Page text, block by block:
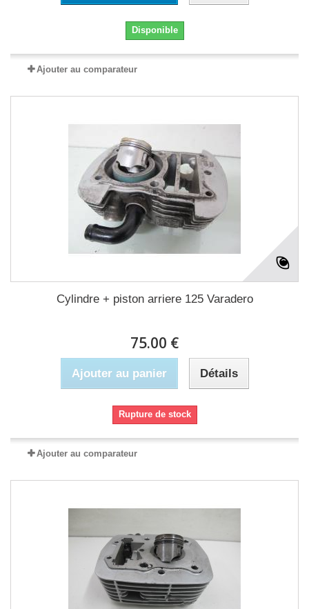
Disponible
Ajouter au comparateur
Cylindre + piston arriere 125 Varadero
75.00 €
Ajouter au panier Détails
Rupture de stock
Ajouter au comparateur